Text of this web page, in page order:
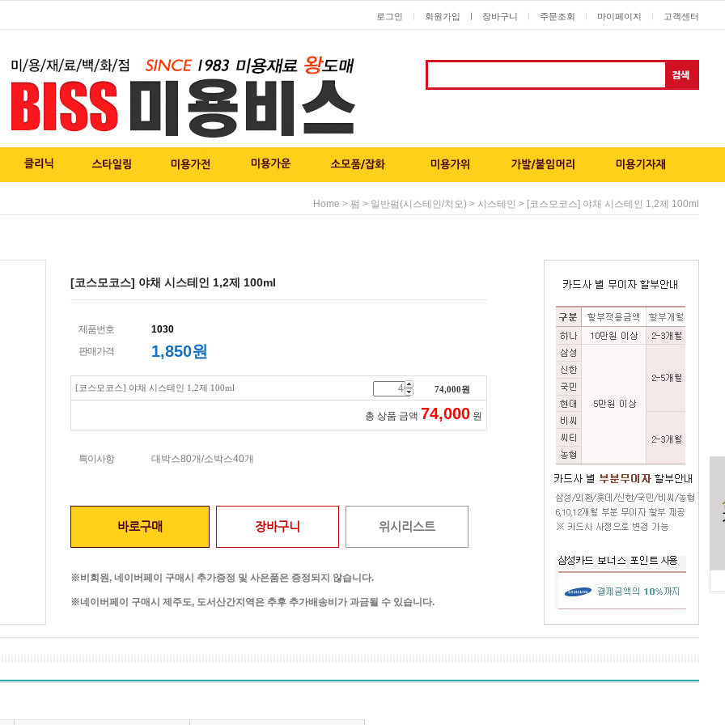
로그인 회원가입 ㅣ 장바구니 주문조회 마이페이지 고객센터
Home > 펌 > 일반펌(시스테인/치오) > 시스테인 > [코스모코스] 야채 시스테인 1,2제 100ml
[코스모코스] 야채 시스테인 1,2제 100ml
제품번호
1030
판매가격
1,850원
[코스모코스] 야채 시스테인 1,2제 100ml 74,000원
총 상품 금액 74,000 원
특이사항 대박스80개/소박스40개
바로구매 장바구니 위시리스트
※비회원, 네이버페이 구매시 추가증정 및 사은품은 증정되지 않습니다.
※네이버페이 구매시 제주도, 도서산간지역은 추후 추가배송비가 과금될 수 있습니다.